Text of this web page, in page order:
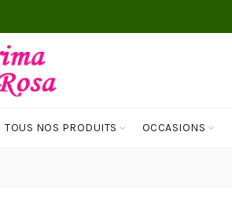
TOUS NOS PRODUITS OCCASIONS